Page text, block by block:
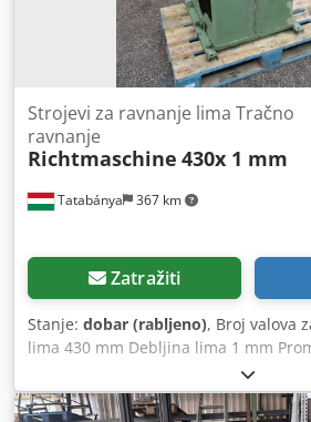
Tatabánya 367 km
Strojevi za ravnanje lima Tračno
ravnanje
Richtmaschine 430x 1 mm
Zatražiti
Stanje: dobar (rabljeno), Broj valova
lima 430 mm Debljina lima 1 mm
Gornje valjke - Ø 60 mm Donji
- Ø 60 mm Csdpfx Ajgvl U Rjhborf